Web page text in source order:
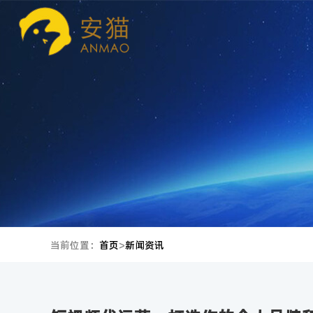
当前位置： 首页>新闻资讯